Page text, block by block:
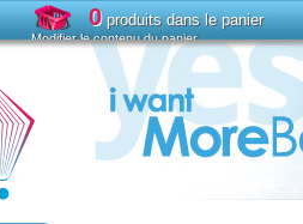
0produits dans le panier
Modifier le contenu du panier